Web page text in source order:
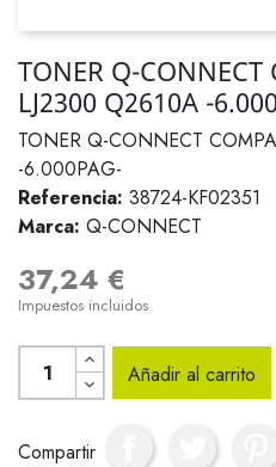
TONER Q-CONNECT
LJ2300 Q2610A -
TONER Q-CONNECT
-6.000PAG-
Referencia: 38724-KF02351
Marca: Q-CONNECT
37,24 €
Impuestos incluidos
Añadir al carrito
Compartir